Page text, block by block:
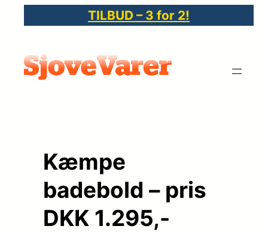
indhold
TILBUD – 3 for 2!
Kæmpe
badebold – pris
DKK 1.295,-